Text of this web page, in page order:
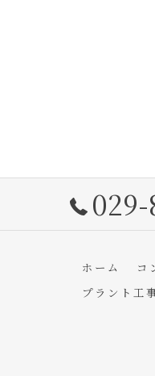
029-
ホーム コ
プラント工